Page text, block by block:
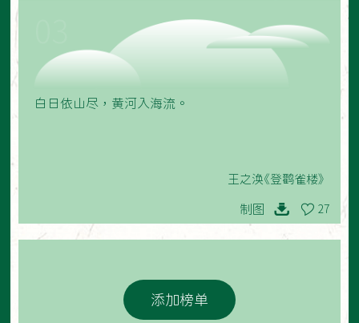
白日依山尽，黄河入海流。
王之涣《登鹳雀楼》
制图 27
添加榜单